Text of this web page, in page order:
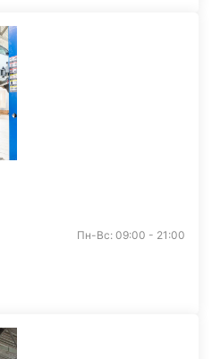
Пн-Вс: 09:00 - 21:00